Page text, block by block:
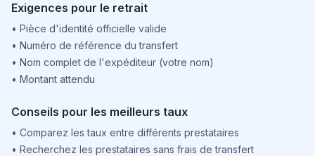
Exigences pour le retrait
• Pièce d'identité officielle valide
• Numéro de référence du transfert
• Nom complet de l'expéditeur (votre nom)
• Montant attendu
Conseils pour les meilleurs taux
• Comparez les taux entre différents prestataires
• Recherchez les prestataires sans frais de transfert